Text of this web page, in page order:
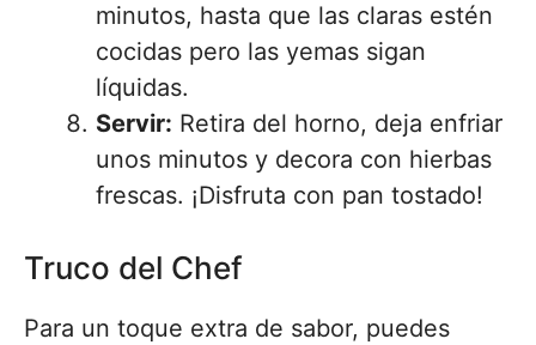
minutos, hasta que las claras estén
cocidas pero las yemas sigan
líquidas.
Servir: Retira del horno, deja enfriar
unos minutos y decora con hierbas
frescas. ¡Disfruta con pan tostado!
Truco del Chef
Para un toque extra de sabor, puedes